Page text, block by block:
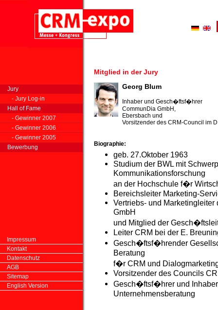
Jury
- Jury Log-in
Hall of Fame
- Gewinner 2007
- Gewinner 2006
- Gewinner 2005
Bewerbung
Impressum
Kontakt
Datenschutz
AGB
Sitemap
English Version
Mitglied in der Jury
Georg Blum
Inhaber und Gesch�ftsf�hrer
CommunDia GmbH,
Ebersbach und
Vorsitzender des CRM-Council im
Biographie:
geb. 27.Oktober 1963
Studium der BWL mit
Kommunikationsforschung
an der Hochschule f�r
Bereichsleiter Marketing-
Vertriebs- und
GmbH
und Mitglied der
Leiter CRM bei der E.
Gesch�ftsf�hrender
Beratung
f�r CRM und
Vorsitzender des Councils
Gesch�ftsf�hrer und
Unternehmensberatung